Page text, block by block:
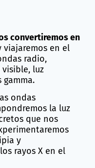
convertiremos en
viajaremos en el
radio,
luz
gamma.
ondas
la luz
que nos
y
rayos X en el